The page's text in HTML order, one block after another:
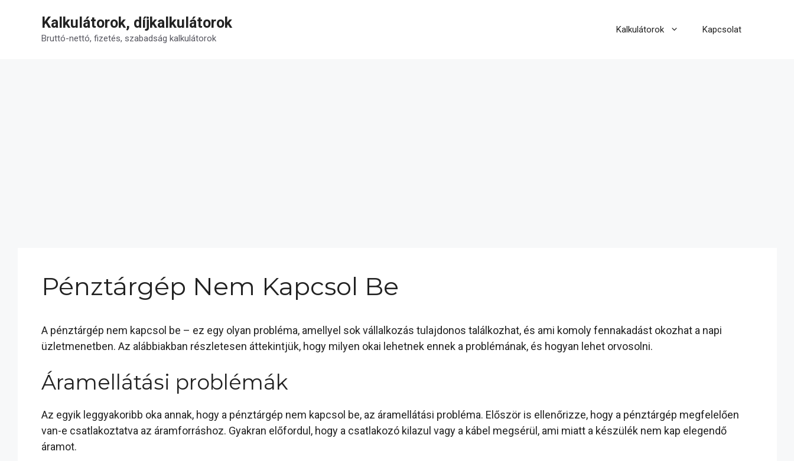
tartalomba
Kalkulátorok, díjkalkulátorok
Bruttó-nettó, fizetés, szabadság kalkulátorok
Kalkulátorok Kapcsolat
Pénztárgép Nem Kapcsol Be
A pénztárgép nem kapcsol be – ez egy olyan probléma, amellyel sok vállalkozás tulajdonos találkozhat, és ami komoly fennakadást okozhat a napi
üzletmenetben. Az alábbiakban részletesen áttekintjük, hogy milyen okai lehetnek ennek a problémának, és hogyan lehet orvosolni.
Áramellátási problémák
Az egyik leggyakoribb oka annak, hogy a pénztárgép nem kapcsol be, az áramellátási probléma. Először is ellenőrizze, hogy a pénztárgép megfelelően
van-e csatlakoztatva az áramforráshoz. Gyakran előfordul, hogy a csatlakozó kilazul vagy a kábel megsérül, ami miatt a készülék nem kap elegendő
áramot.